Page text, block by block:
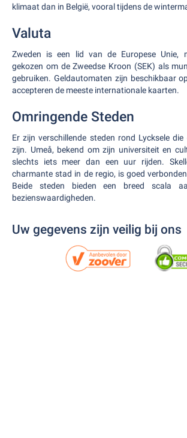
klimaat dan in België, vooral tijdens de
Valuta
Zweden is een lid van de Europese Unie,
gekozen om de Zweedse Kroon (SEK) als
gebruiken. Geldautomaten zijn beschikbaar
accepteren de meeste internationale kaarten.
Omringende Steden
Er zijn verschillende steden rond Lycksele
zijn. Umeå, bekend om zijn universiteit en
slechts iets meer dan een uur rijden.
charmante stad in de regio, is goed
Beide steden bieden een breed scala
bezienswaardigheden.
Uw gegevens zijn veilig bij ons